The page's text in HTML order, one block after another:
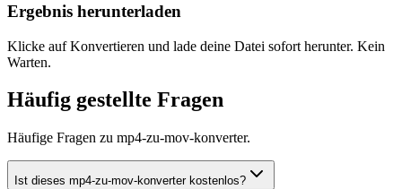
Ergebnis herunterladen
Klicke auf Konvertieren und lade deine Datei sofort herunter. Kein
Warten.
Häufig gestellte Fragen
Häufige Fragen zu mp4-zu-mov-konverter.
Ist dieses mp4-zu-mov-konverter kostenlos?